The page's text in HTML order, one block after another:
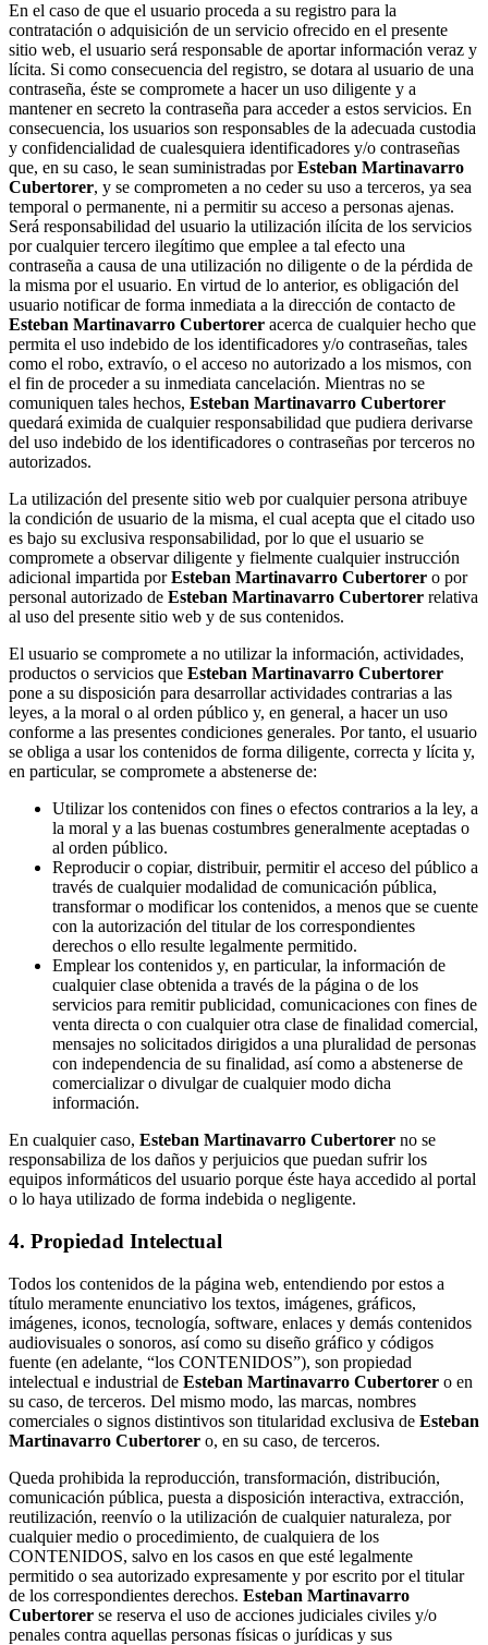
En el caso de que el usuario proceda a su registro para la
contratación o adquisición de un servicio ofrecido en el presente
sitio web, el usuario será responsable de aportar información veraz y
lícita. Si como consecuencia del registro, se dotara al usuario de una
contraseña, éste se compromete a hacer un uso diligente y a
mantener en secreto la contraseña para acceder a estos servicios. En
consecuencia, los usuarios son responsables de la adecuada custodia
y confidencialidad de cualesquiera identificadores y/o contraseñas
que, en su caso, le sean suministradas porEsteban Martinavarro
Cubertorer, y se comprometen a no ceder su uso a terceros, ya sea
temporal o permanente, ni a permitir su acceso a personas ajenas.
Será responsabilidad del usuario la utilización ilícita de los servicios
por cualquier tercero ilegítimo que emplee a tal efecto una
contraseña a causa de una utilización no diligente o de la pérdida de
la misma por el usuario. En virtud de lo anterior, es obligación del
usuario notificar de forma inmediata a la dirección de contacto de
Esteban Martinavarro Cubertorer acerca de cualquier hecho que
permita el uso indebido de los identificadores y/o contraseñas, tales
como el robo, extravío, o el acceso no autorizado a los mismos, con
el fin de proceder a su inmediata cancelación. Mientras no se
comuniquen tales hechos, Esteban Martinavarro Cubertorer
quedará eximida de cualquier responsabilidad que pudiera derivarse
del uso indebido de los identificadores o contraseñas por terceros no
autorizados.
La utilización del presente sitio web por cualquier persona atribuye
la condición de usuario de la misma, el cual acepta que el citado uso
es bajo su exclusiva responsabilidad, por lo que el usuario se
compromete a observar diligente y fielmente cualquier instrucción
adicional impartida porEsteban Martinavarro Cubertorer o por
personal autorizado de Esteban Martinavarro Cubertorer relativa
al uso del presente sitio web y de sus contenidos.
El usuario se compromete a no utilizar la información, actividades,
productos o servicios que Esteban Martinavarro Cubertorer
pone a su disposición para desarrollar actividades contrarias a las
leyes, a la moral o al orden público y, en general, a hacer un uso
conforme a las presentes condiciones generales. Por tanto, el usuario
se obliga a usar los contenidos de forma diligente, correcta y lícita y,
en particular, se compromete a abstenerse de:
Utilizar los contenidos con fines o efectos contrarios a la ley, a
la moral y a las buenas costumbres generalmente aceptadas o
al orden público.
Reproducir o copiar, distribuir, permitir el acceso del público a
través de cualquier modalidad de comunicación pública,
transformar o modificar los contenidos, a menos que se cuente
con la autorización del titular de los correspondientes
derechos o ello resulte legalmente permitido.
Emplear los contenidos y, en particular, la información de
cualquier clase obtenida a través de la página o de los
servicios para remitir publicidad, comunicaciones con fines de
venta directa o con cualquier otra clase de finalidad comercial,
mensajes no solicitados dirigidos a una pluralidad de personas
con independencia de su finalidad, así como a abstenerse de
comercializar o divulgar de cualquier modo dicha
información.
En cualquier caso, Esteban Martinavarro Cubertorer no se
responsabiliza de los daños y perjuicios que puedan sufrir los
equipos informáticos del usuario porque éste haya accedido al portal
o lo haya utilizado de forma indebida o negligente.
4. Propiedad Intelectual
Todos los contenidos de la página web, entendiendo por estos a
título meramente enunciativo los textos, imágenes, gráficos,
imágenes, iconos, tecnología, software, enlaces y demás contenidos
audiovisuales o sonoros, así como su diseño gráfico y códigos
fuente (en adelante, “los CONTENIDOS”), son propiedad
intelectual e industrial de Esteban Martinavarro Cubertorer o en
su caso, de terceros. Del mismo modo, las marcas, nombres
comerciales o signos distintivos son titularidad exclusiva de Esteban
Martinavarro Cubertorer o, en su caso, de terceros.
Queda prohibida la reproducción, transformación, distribución,
comunicación pública, puesta a disposición interactiva, extracción,
reutilización, reenvío o la utilización de cualquier naturaleza, por
cualquier medio o procedimiento, de cualquiera de los
CONTENIDOS, salvo en los casos en que esté legalmente
permitido o sea autorizado expresamente y por escrito por el titular
de los correspondientes derechos. Esteban Martinavarro
Cubertorer se reserva el uso de acciones judiciales civiles y/o
penales contra aquellas personas físicas o jurídicas y sus